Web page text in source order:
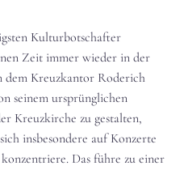
Kulturbotschafter
Zeit immer wieder in der
Kreuzkantor Roderich
seinem ursprünglichen
Kreuzkirche zu gestalten,
insbesondere auf Konzerte
Das führe zu einer